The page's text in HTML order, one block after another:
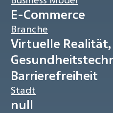
E-Commerce
Branche
Virtuelle Realität,
Barrierefreiheit
Stadt
null